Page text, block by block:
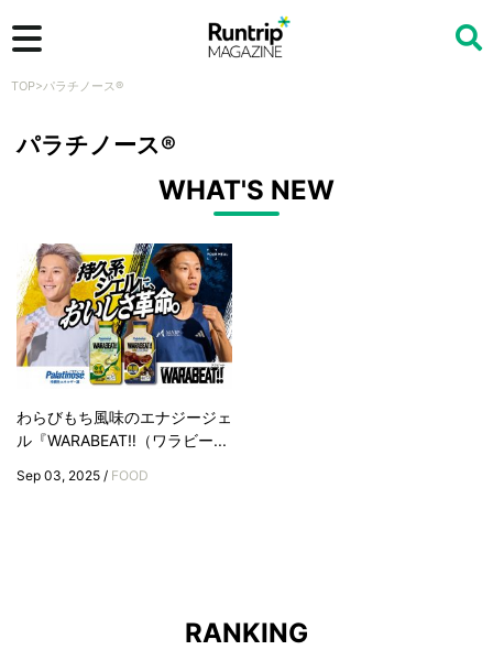
TOP>パラチノース®
パラチノース®
WHAT'S NEW
わらびもち風味のエナジージェ
ル『WARABEAT‼︎（ワラビー...
Sep 03, 2025 / FOOD
RANKING